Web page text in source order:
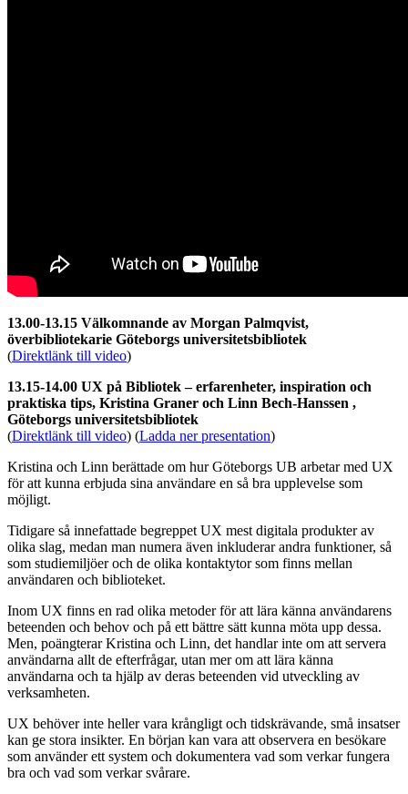
13.00-13.15 Välkomnande av Morgan Palmqvist,
överbibliotekarie Göteborgs universitetsbibliotek
(Direktlänk till video)
13.15-14.00 UX på Bibliotek – erfarenheter, inspiration och
praktiska tips, Kristina Graner och Linn Bech-Hanssen ,
Göteborgs universitetsbibliotek
(Direktlänk till video) (Ladda ner presentation)
Kristina och Linn berättade om hur Göteborgs UB arbetar med UX
för att kunna erbjuda sina användare en så bra upplevelse som
möjligt.
Tidigare så innefattade begreppet UX mest digitala produkter av
olika slag, medan man numera även inkluderar andra funktioner, så
som studiemiljöer och de olika kontaktytor som finns mellan
användaren och biblioteket.
Inom UX finns en rad olika metoder för att lära känna användarens
beteenden och behov och på ett bättre sätt kunna möta upp dessa.
Men, poängterar Kristina och Linn, det handlar inte om att servera
användarna allt de efterfrågar, utan mer om att lära känna
användarna och ta hjälp av deras beteenden vid utveckling av
verksamheten.
UX behöver inte heller vara krångligt och tidskrävande, små insatser
kan ge stora insikter. En början kan vara att observera en besökare
som använder ett system och dokumentera vad som verkar fungera
bra och vad som verkar svårare.